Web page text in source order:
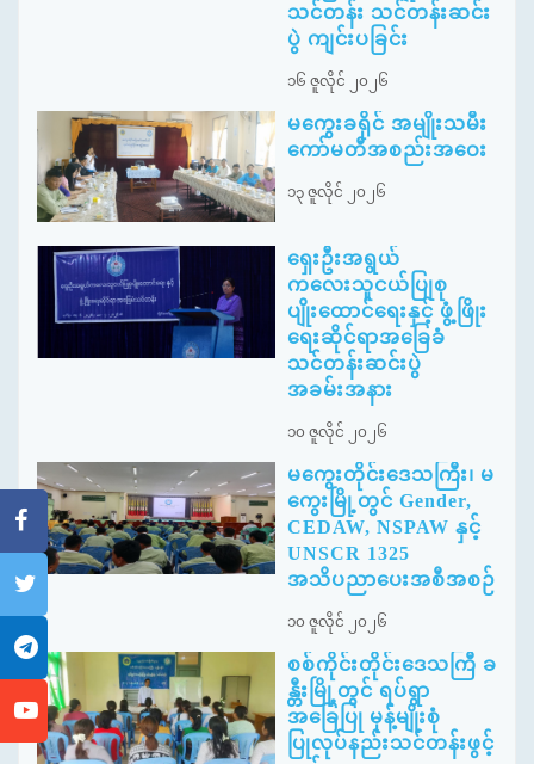
သင်တန်း သင်တန်းဆင်း
ပွဲ ကျင်းပခြင်း
၁၆ ဇူလိုင် ၂၀၂၆
မကွေးခရိုင် အမျိုးသမီး
ကော်မတီအစည်းအဝေး
၁၃ ဇူလိုင် ၂၀၂၆
ရှေးဦးအရွယ်
ကလေးသူငယ်ပြုစု
ပျိုးထောင်ရေးနှင့် ဖွံ့ဖြိုး
ရေးဆိုင်ရာအခြေခံ
သင်တန်းဆင်းပွဲ
အခမ်းအနား
၁၀ ဇူလိုင် ၂၀၂၆
မကွေးတိုင်းဒေသကြီး၊ မ
ကွေးမြို့တွင် Gender,
CEDAW, NSPAW နှင့်
UNSCR 1325
အသိပညာပေးအစီအစဉ်
၁၀ ဇူလိုင် ၂၀၂၆
စစ်ကိုင်းတိုင်းဒေသကြီ ခ
န္တီးမြို့တွင် ရပ်ရွာ
အခြေပြု မုန့်မျိုးစုံ
ပြုလုပ်နည်းသင်တန်းဖွင့်